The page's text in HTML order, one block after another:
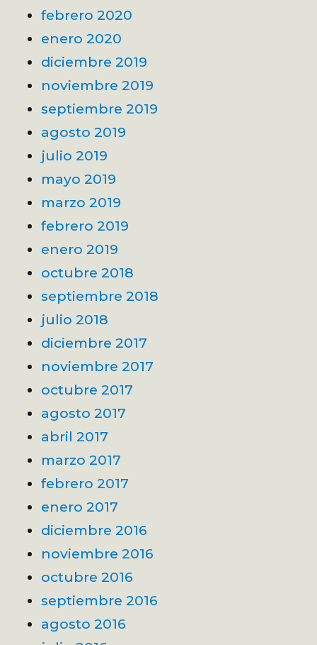
febrero 2020
enero 2020
diciembre 2019
noviembre 2019
septiembre 2019
agosto 2019
julio 2019
mayo 2019
marzo 2019
febrero 2019
enero 2019
octubre 2018
septiembre 2018
julio 2018
diciembre 2017
noviembre 2017
octubre 2017
agosto 2017
abril 2017
marzo 2017
febrero 2017
enero 2017
diciembre 2016
noviembre 2016
octubre 2016
septiembre 2016
agosto 2016